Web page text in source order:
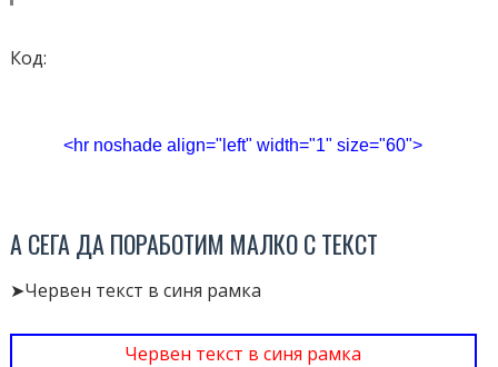
Код:
<hr noshade align="left" width="1" size="60">
А СЕГА ДА ПОРАБОТИМ МАЛКО С ТЕКСТ
➤Червен текст в синя рамка
Червен текст в синя рамка